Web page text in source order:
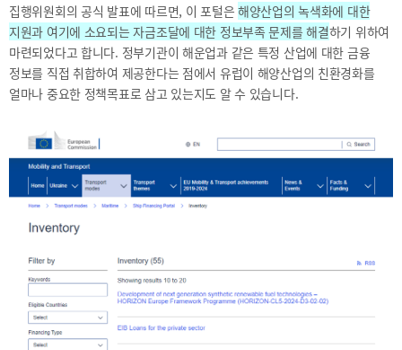
공지사항보도자료
2026
2025
2023
2022
2021
진흥원
소식
국내외
IR
언론보도
[48400] 부산광역시 남구 문현금융로40
TEL.051-647-9052 / FAX.051-633-0398
집행위원회의 공식 발표에 따르면, 이 포털은해양산업의 녹색화에 대한
지원과 여기에 소요되는 자금조달에 대한 정보부족 문제를 해결하기 위하여
마련되었다고 합니다. 정부기관이 해운업과 같은 특정 산업에 대한 금융
정보를 직접 취합하여 제공한다는 점에서 유럽이 해양산업의 친환경화를
얼마나 중요한 정책목표로 삼고 있는지도 알 수 있습니다.